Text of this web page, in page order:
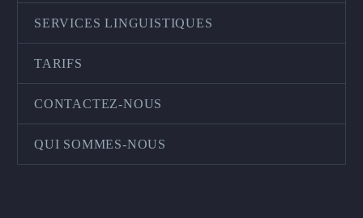
SERVICES LINGUISTIQUES
TARIFS
CONTACTEZ-NOUS
QUI SOMMES-NOUS